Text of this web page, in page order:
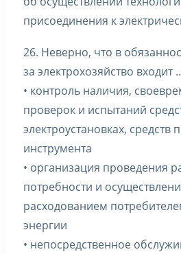
присоединения к
26. Неверно, что в
за электрохозяйство входит
• контроль наличия,
проверок и испытаний
электроустановках,
инструмента
• организация проведения
потребности и
расходованием
энергии
• непосредственное